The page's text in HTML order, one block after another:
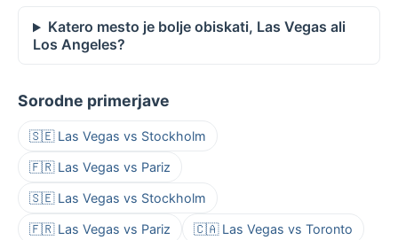
Katero mesto je bolje obiskati, Las Vegas ali
Los Angeles?
Sorodne primerjave
🇸🇪 Las Vegas vs Stockholm
🇫🇷 Las Vegas vs Pariz
🇸🇪 Las Vegas vs Stockholm
🇫🇷 Las Vegas vs Pariz 🇨🇦 Las Vegas vs Toronto